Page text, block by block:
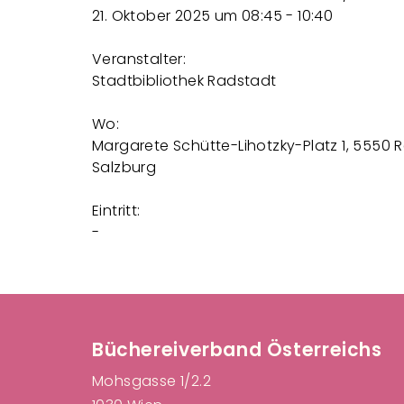
21. Oktober 2025 um 08:45 - 10:40
Veranstalter:
Stadtbibliothek Radstadt
Wo:
Margarete Schütte-Lihotzky-Platz 1, 5550
Salzburg
Eintritt:
-
Büchereiverband Österreichs
Mohsgasse 1/2.2